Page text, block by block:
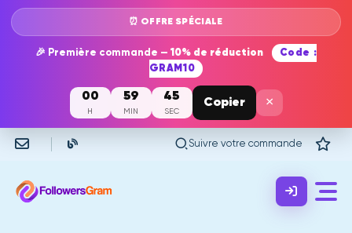
⏰ OFFRE SPÉCIALE
🎉 Première commande — 10% de réduction
Code :
GRAM10
00
H
59
MIN
45
SEC
Copier ×
Suivre votre commande